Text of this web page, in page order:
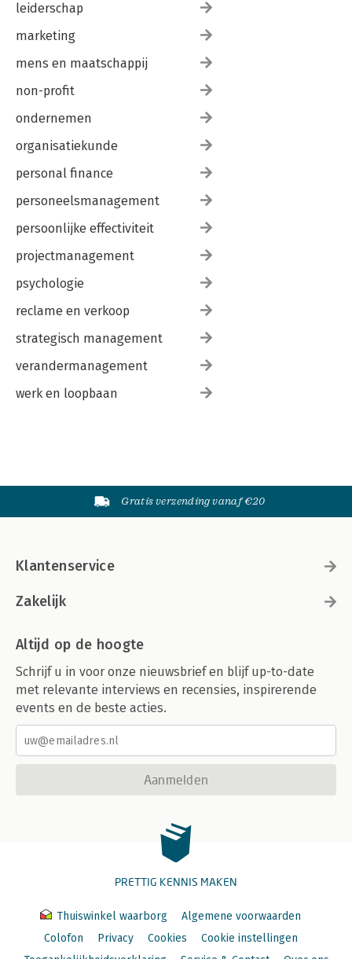
leiderschap
marketing
mens en maatschappij
non-profit
ondernemen
organisatiekunde
personal finance
personeelsmanagement
persoonlijke effectiviteit
projectmanagement
psychologie
reclame en verkoop
strategisch management
verandermanagement
werk en loopbaan
Gratis verzending vanaf €20
Klantenservice
Zakelijk
Altijd op de hoogte
Schrijf u in voor onze nieuwsbrief en blijf up-to-date
met relevante interviews en recensies, inspirerende
events en de beste acties.
Aanmelden
PRETTIG KENNIS MAKEN
Thuiswinkel waarborg
Algemene voorwaarden
Colofon
Privacy Cookies
Cookie instellingen